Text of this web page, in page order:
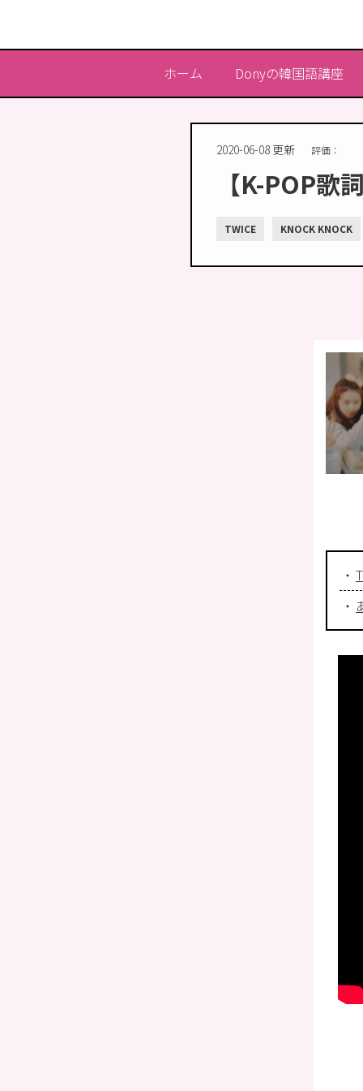
ホーム Donyの韓国語講座
2020-06-08 更新 評価：
【K-POP歌
TWICE KNOCK KNOCK